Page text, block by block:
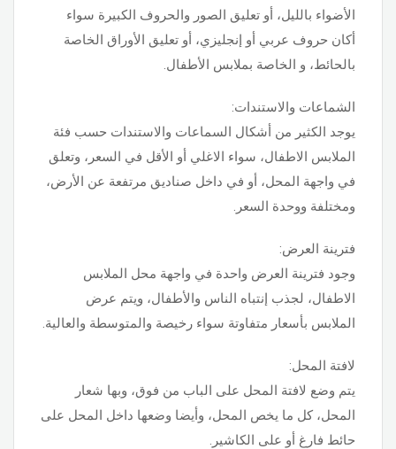
الأضواء بالليل، أو تعليق الصور والحروف الكبيرة سواء
أكان حروف عربي أو إنجليزي، أو تعليق الأوراق الخاصة
بالحائط، و الخاصة بملابس الأطفال.
الشماعات والاستندات:
يوجد الكثير من أشكال السماعات والاستندات حسب فئة
الملابس الاطفال، سواء الاغلي أو الأقل في السعر، وتعلق
في واجهة المحل، أو في داخل صناديق مرتفعة عن الأرض،
ومختلفة ووحدة السعر.
فترينة العرض:
وجود فترينة العرض واحدة في واجهة محل الملابس
الاطفال، لجذب إنتباه الناس والأطفال، ويتم عرض
الملابس بأسعار متفاوتة سواء رخيصة والمتوسطة والعالية.
لافتة المحل:
يتم وضع لافتة المحل على الباب من فوق، وبها شعار
المحل، كل ما يخص المحل، وأيضا وضعها داخل المحل على
حائط فارغ أو على الكاشير.